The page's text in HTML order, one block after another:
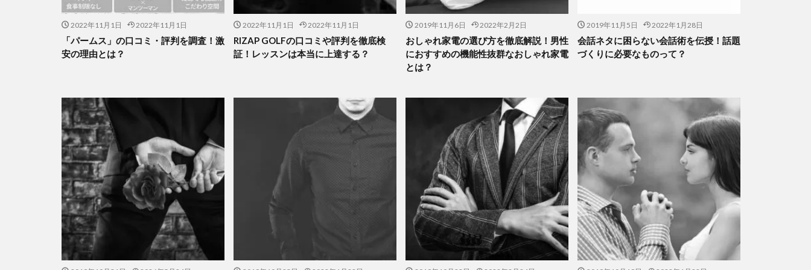
2022年11月1日 2022年11月1日
「パームス」の口コミ・評判を調査！激
安の理由とは？
2022年11月1日 2022年11月1日
RIZAP GOLFの口コミや評判を徹底検
証！レッスンは本当に上達する？
2019年11月6日 2022年2月2日
おしゃれ家電の選び方を徹底解説！男性
におすすめの機能性抜群なおしゃれ家電
とは？
2019年11月5日 2022年1月28日
会話ネタに困らない会話術を伝授！話題
づくりに必要なものって？